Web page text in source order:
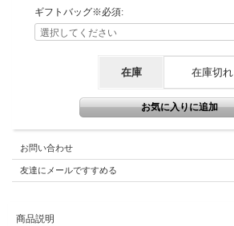
ギフトバッグ※必須:
在庫 在庫切れ
お問い合わせ
友達にメールですすめる
商品説明